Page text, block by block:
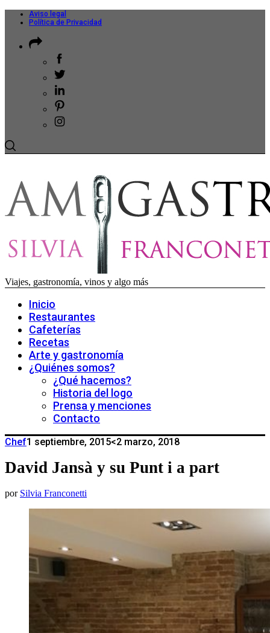
Aviso legal
Política de Privacidad
Viajes, gastronomía, vinos y algo más
Inicio
Restaurantes
Cafeterías
Recetas
Arte y gastronomía
¿Quiénes somos?
¿Qué hacemos?
Historia del logo
Prensa y menciones
Contacto
Chef1 septiembre, 2015<2 marzo, 2018
David Jansà y su Punt i a part
por Silvia Franconetti